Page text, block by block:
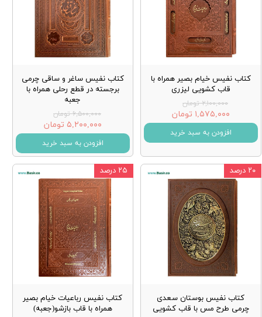
کتاب نفیس خیام بصیر همراه با
قاب کشویی لیزری
۲,۱۰۰,۰۰۰ تومان
۱,۵۷۵,۰۰۰ تومان
افزودن به سبد خرید
کتاب نفیس ساغر و ساقی چرمی
برجسته در قطع رحلی همراه با
جعبه
۶,۵۰۰,۰۰۰ تومان
۵,۲۰۰,۰۰۰ تومان
افزودن به سبد خرید
کتاب نفیس بوستان سعدی
چرمی طرح مس با قاب کشویی
۲۰ درصد
کتاب نفیس رباعیات خیام بصیر
همراه با قاب بازشو(جعبه)
۲۵ درصد